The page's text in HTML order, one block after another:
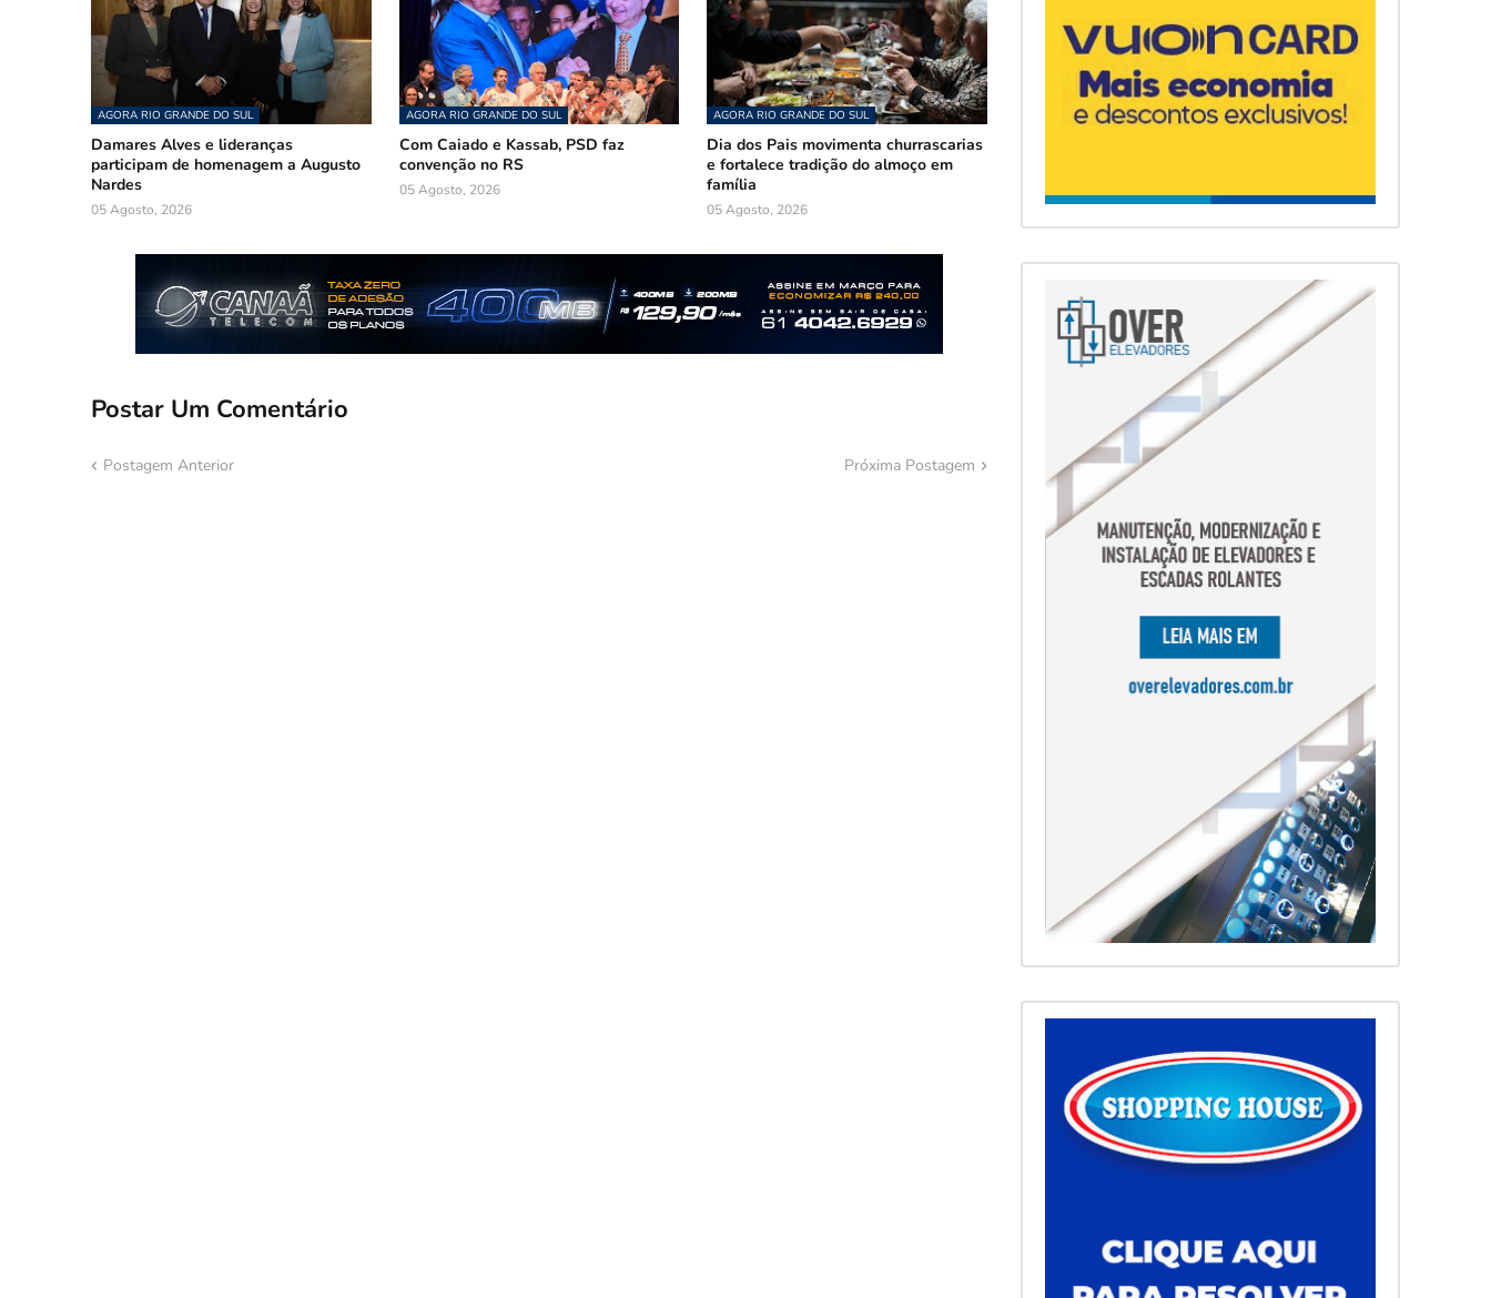
AGORA RIO GRANDE DO SUL
Damares Alves e lideranças
participam de homenagem a Augusto
Nardes
05 Agosto, 2026
AGORA RIO GRANDE DO SUL
Com Caiado e Kassab, PSD faz
convenção no RS
05 Agosto, 2026
AGORA RIO GRANDE DO SUL
Dia dos Pais movimenta churrascarias
e fortalece tradição do almoço em
família
05 Agosto, 2026
Postar Um Comentário
Postagem Anterior Próxima Postagem